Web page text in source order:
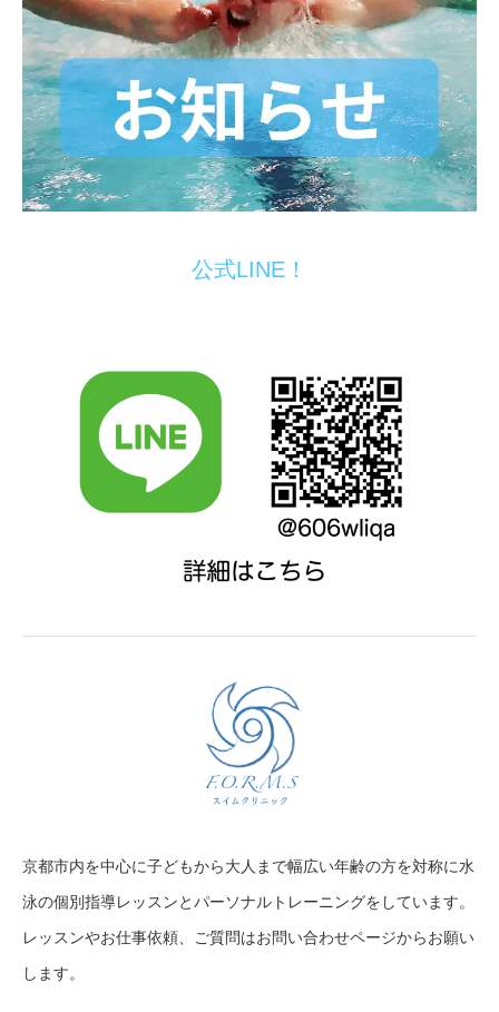
公式LINE！
京都市内を中心に子どもから大人まで幅広い年齢の方を対称に水
泳の個別指導レッスンとパーソナルトレーニングをしています。
レッスンやお仕事依頼、ご質問はお問い合わせページからお願い
します。